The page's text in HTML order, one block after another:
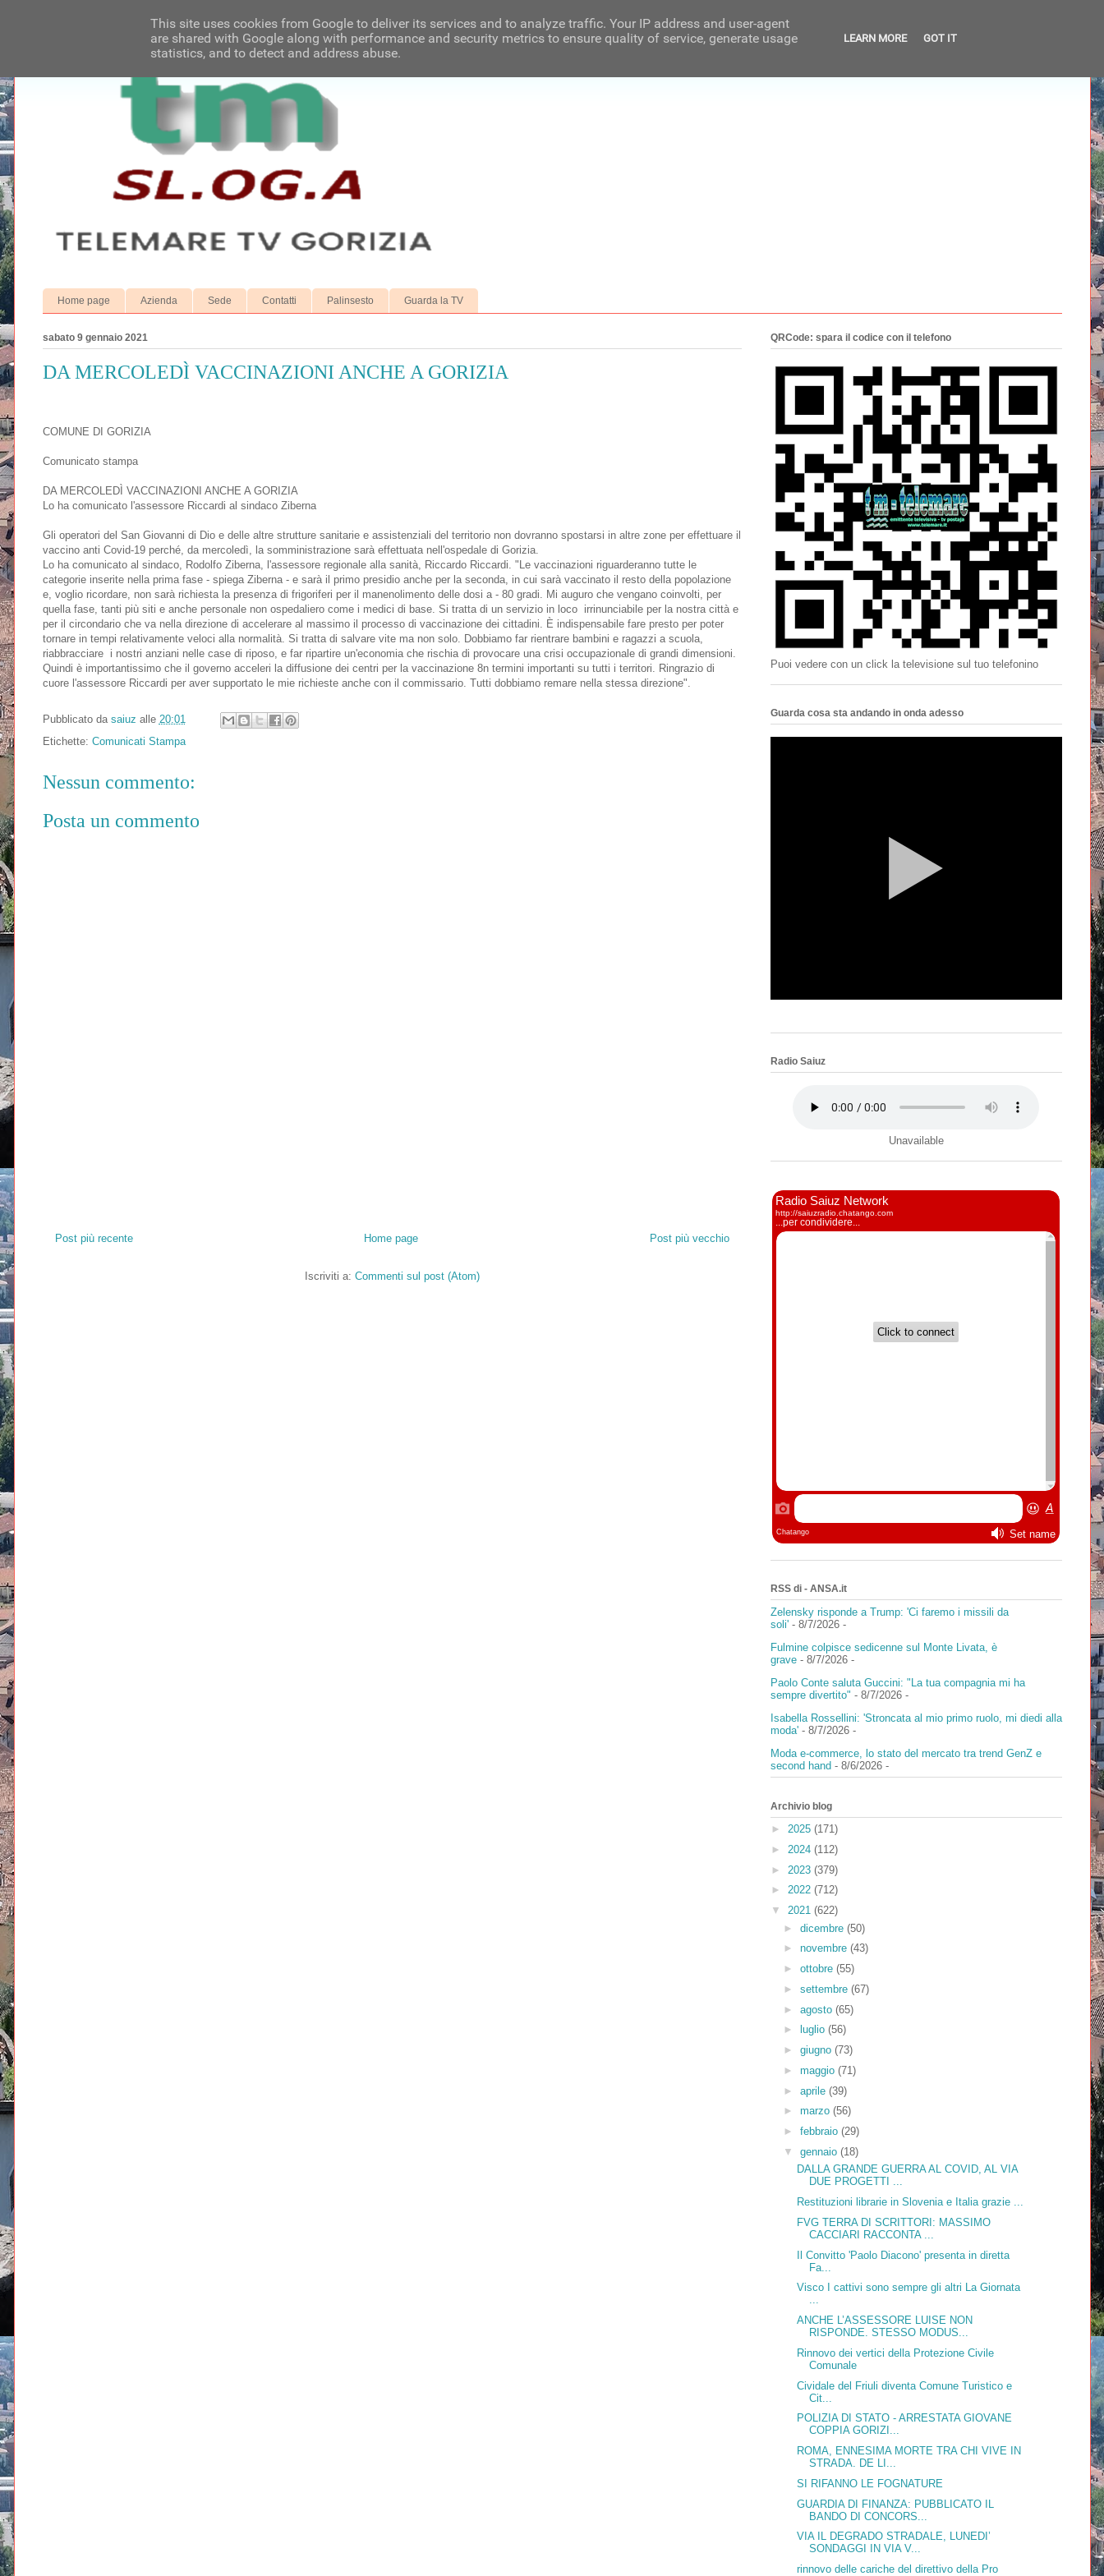
Home page Azienda Sede Contatti Palinsesto Guarda la TV
sabato 9 gennaio 2021
DA MERCOLEDÌ VACCINAZIONI ANCHE A GORIZIA
COMUNE DI GORIZIA
Comunicato stampa
DA MERCOLEDÌ VACCINAZIONI ANCHE A GORIZIA
Lo ha comunicato l'assessore Riccardi al sindaco Ziberna
Gli operatori del San Giovanni di Dio e delle altre strutture sanitarie e assistenziali del territorio non dovranno spostarsi in altre zone per effettuare il
vaccino anti Covid-19 perché, da mercoledì, la somministrazione sarà effettuata nell'ospedale di Gorizia.
Lo ha comunicato al sindaco, Rodolfo Ziberna, l'assessore regionale alla sanità, Riccardo Riccardi. "Le vaccinazioni riguarderanno tutte le
categorie inserite nella prima fase - spiega Ziberna - e sarà il primo presidio anche per la seconda, in cui sarà vaccinato il resto della popolazione
e, voglio ricordare, non sarà richiesta la presenza di frigoriferi per il manenolimento delle dosi a - 80 gradi. Mi auguro che vengano coinvolti, per
quella fase, tanti più siti e anche personale non ospedaliero come i medici di base. Si tratta di un servizio in loco irrinunciabile per la nostra città e
per il circondario che va nella direzione di accelerare al massimo il processo di vaccinazione dei cittadini. È indispensabile fare presto per poter
tornare in tempi relativamente veloci alla normalità. Si tratta di salvare vite ma non solo. Dobbiamo far rientrare bambini e ragazzi a scuola,
riabbracciare i nostri anziani nelle case di riposo, e far ripartire un'economia che rischia di provocare una crisi occupazionale di grandi dimensioni.
Quindi è importantissimo che il governo acceleri la diffusione dei centri per la vaccinazione 8n termini importanti su tutti i territori. Ringrazio di
cuore l'assessore Riccardi per aver supportato le mie richieste anche con il commissario. Tutti dobbiamo remare nella stessa direzione".
Pubblicato da saiuz alle 20:01
Etichette: Comunicati Stampa
Nessun commento:
Posta un commento
Post più recente Post più vecchio
Home page
Iscriviti a: Commenti sul post (Atom)
QRCode: spara il codice con il telefono
Puoi vedere con un click la televisione sul tuo telefonino
Guarda cosa sta andando in onda adesso
Radio Saiuz
Unavailable
RSS di - ANSA.it
Zelensky risponde a Trump: 'Ci faremo i missili da
soli'- 8/7/2026-
Fulmine colpisce sedicenne sul Monte Livata, è
grave- 8/7/2026-
Paolo Conte saluta Guccini: "La tua compagnia mi ha
sempre divertito" - 8/7/2026-
Isabella Rossellini: 'Stroncata al mio primo ruolo, mi diedi alla
moda'- 8/7/2026-
Moda e-commerce, lo stato del mercato tra trend GenZ e
second hand - 8/6/2026-
Archivio blog
► 2025 (171)
► 2024 (112)
► 2023 (379)
► 2022 (712)
▼ 2021 (622)
►dicembre(50)
►novembre(43)
►ottobre(55)
►settembre(67)
►agosto(65)
►
luglio(56)
►giugno(73)
►maggio(71)
►aprile(39)
►marzo(56)
►febbraio(29)
▼gennaio(18)
DALLA GRANDE GUERRA AL COVID, AL VIA
DUE PROGETTI ...
Restituzioni librarie in Slovenia e Italia grazie ...
FVG TERRA DI SCRITTORI: MASSIMO
CACCIARI RACCONTA ...
Il Convitto 'Paolo Diacono' presenta in diretta
Fa...
Visco I cattivi sono sempre gli altri La Giornata
...
ANCHE L’ASSESSORE LUISE NON
RISPONDE. STESSO MODUS...
Rinnovo dei vertici della Protezione Civile
Comunale
Cividale del Friuli diventa Comune Turistico e
Cit...
POLIZIA DI STATO - ARRESTATA GIOVANE
COPPIA GORIZI...
ROMA, ENNESIMA MORTE TRA CHI VIVE IN
STRADA. DE LI...
SI RIFANNO LE FOGNATURE
GUARDIA DI FINANZA: PUBBLICATO IL
BANDO DI CONCORS...
VIA IL DEGRADO STRADALE, LUNEDI’
SONDAGGI IN VIA V...
rinnovo delle cariche del direttivo della Pro
This site uses cookies from Google to deliver its services and to analyze traffic. Your IP address and user-agent
are shared with Google along with performance and security metrics to ensure quality of service, generate usage
statistics, and to detect and address abuse.
LEARN MORE GOT IT